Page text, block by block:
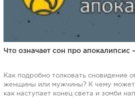
Что означает сон про апокалипсис
Как подробно толковать сновидение
женщины или мужчины? К чему может
как наступает конец света и зомби